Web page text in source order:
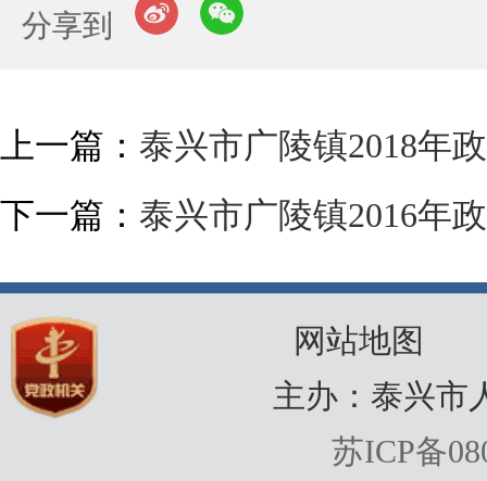
分享到
上一篇： 泰兴市广陵镇2018年
下一篇： 泰兴市广陵镇2016年
网站地图
主办：泰兴市
苏ICP备